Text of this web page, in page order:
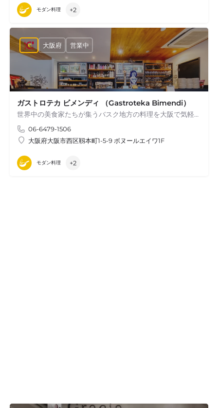
モダン料理 +2
ガストロテカ ビメンディ （Gastroteka Bimendi）
世界中の美食家たちが集うバスク地方の料理を大阪で気軽に楽しめる【gastroteka…
06-6479-1506
大阪府大阪市西区靱本町1-5-9 ボヌールエイワ1F
大阪府 営業中
モダン料理 +2